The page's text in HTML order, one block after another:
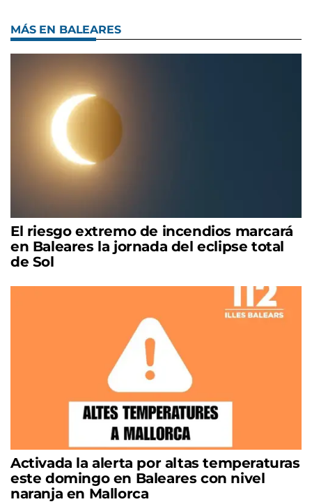
MÁS EN BALEARES
El riesgo extremo de incendios marcará
en Baleares la jornada del eclipse total
de Sol
Activada la alerta por altas temperaturas
este domingo en Baleares con nivel
naranja en Mallorca